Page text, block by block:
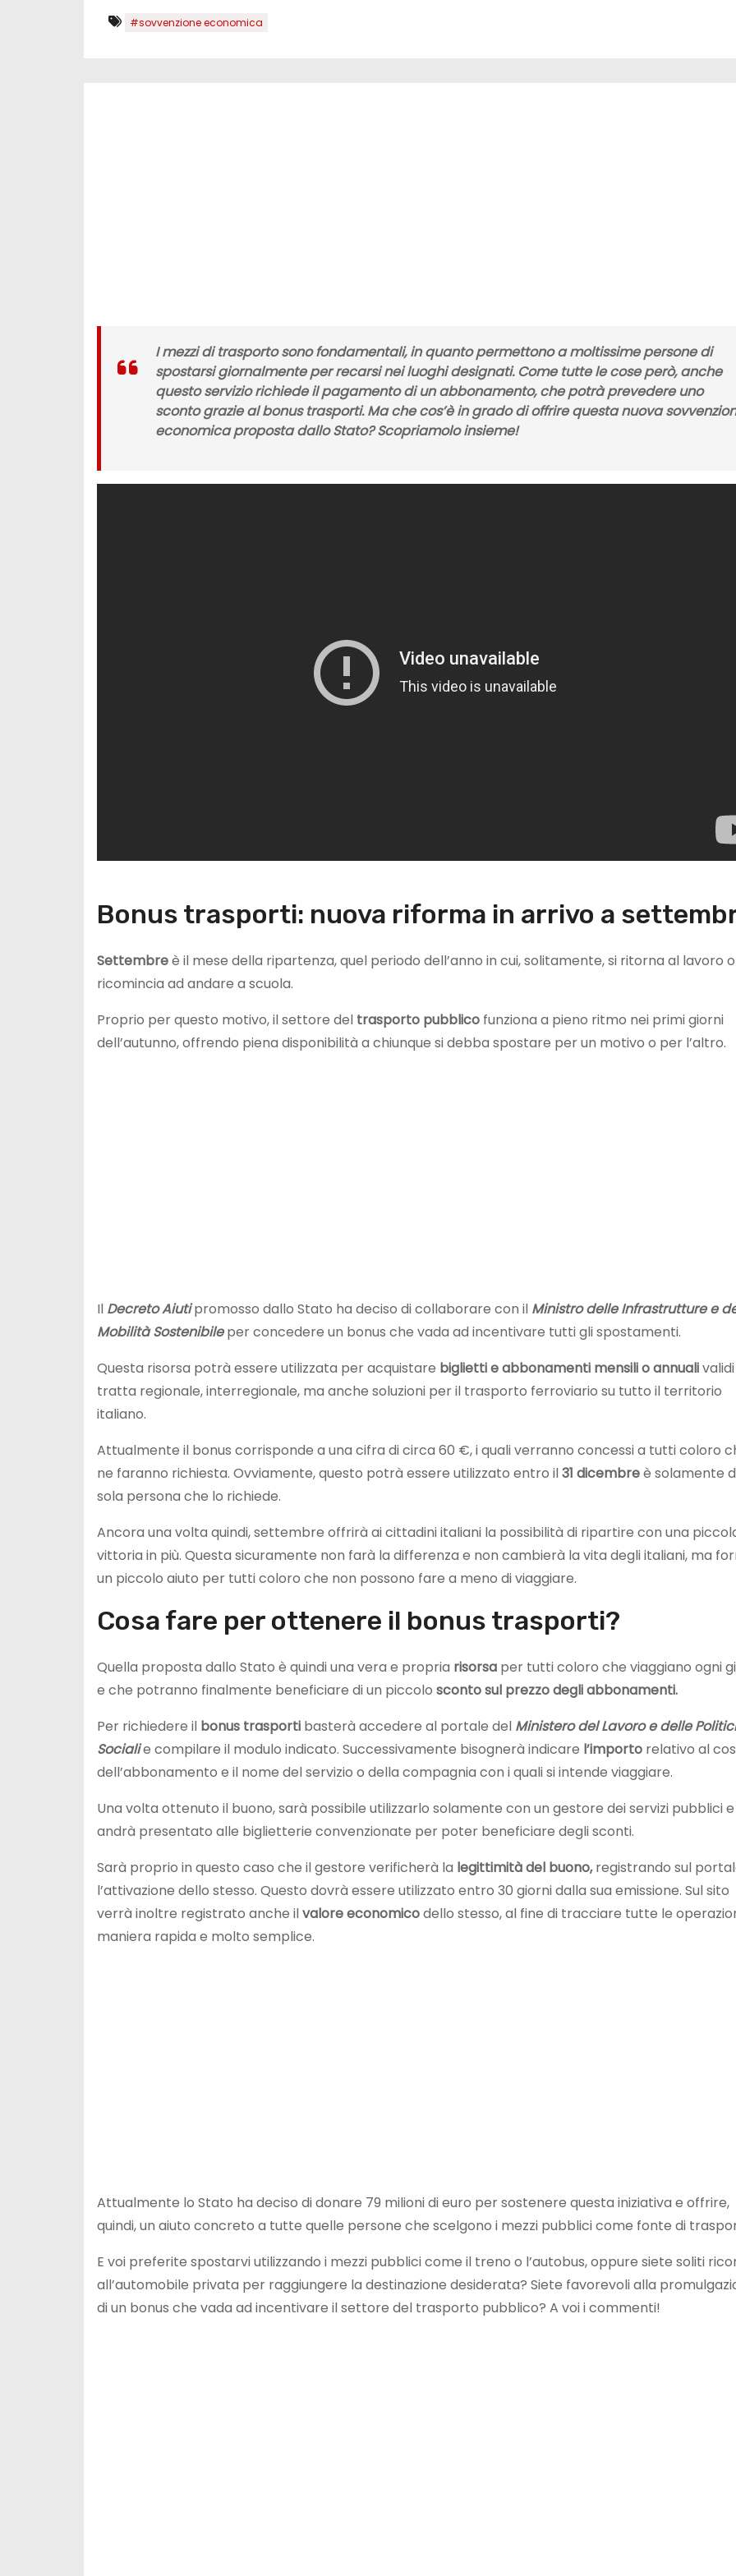
#sovvenzione economica
Imezzi di trasportosono fondamentali, in quanto permettono a moltissime persone di
spostarsi giornalmente per recarsi nei luoghi designati. Come tutte le cose però, anche
questo servizio richiede ilpagamento di un abbonamento,che potrà prevedere uno
scontograzie albonus trasporti. Ma che cos’è in grado di offrire questa nuova
economica proposta dallo Stato? Scopriamolo insieme!
Bonus trasporti: nuova riforma in arrivo a
Settembreè il mese della ripartenza, quel periodo dell’anno in cui, solitamente, si ritorna al lavoro
ricomincia ad andare a scuola.
Proprio per questo motivo, il settore del trasporto pubblico funziona a pieno ritmo nei primi giorni
dell’autunno, offrendo piena disponibilità a chiunque si debba spostare per un motivo o per l’altro.
Il Decreto Aiutipromosso dallo Stato ha deciso di collaborare con il Ministro delle Infrastrutture e
Mobilità Sostenibile per concedere un bonus che vada ad incentivare tutti gli spostamenti.
Questa risorsa potrà essere utilizzata per acquistare biglietti e abbonamenti mensili o annuali
tratta regionale, interregionale, ma anche soluzioni per il trasporto ferroviario su tutto il territorio
italiano.
Attualmente il bonus corrisponde a una cifra di circa 60 €, i quali verranno concessi a tutti coloro
ne faranno richiesta. Ovviamente, questo potrà essere utilizzato entro il31 dicembreè solamente
sola persona che lo richiede.
Ancora una volta quindi, settembre offrirà ai cittadini italiani la possibilità di ripartire con una
vittoria in più. Questa sicuramente non farà la differenza e non cambierà la vita degli italiani, ma
un piccolo aiuto per tutti coloro che non possono fare a meno di viaggiare.
Cosa fare per ottenere il bonus trasporti?
Quella proposta dallo Stato è quindi una vera e propria risorsa per tutti coloro che viaggiano ogni
e che potranno finalmente beneficiare di un piccolo sconto sul prezzo degli abbonamenti.
Per richiedere il bonus trasporti basterà accedere al portale del Ministero del Lavoro e delle
Socialie compilare il modulo indicato. Successivamente bisognerà indicare l’importo relativo al
dell’abbonamento e il nome del servizio o della compagnia con i quali si intende viaggiare.
Una volta ottenuto il buono, sarà possibile utilizzarlo solamente con un gestore dei servizi pubblici e
andrà presentato alle biglietterie convenzionate per poter beneficiare degli sconti.
Sarà proprio in questo caso che il gestore verificherà la legittimità del buono,registrando sul
l’attivazione dello stesso. Questo dovrà essere utilizzato entro 30 giorni dalla sua emissione. Sul sito
verrà inoltre registrato anche ilvalore economicodello stesso, al fine di tracciare tutte le
maniera rapida e molto semplice.
Attualmente lo Stato ha deciso di donare 79 milioni di euro per sostenere questa iniziativa e offrire,
quindi, un aiuto concreto a tutte quelle persone che scelgono i mezzi pubblici come fonte di
E voi preferite spostarvi utilizzando i mezzi pubblici come il treno o l’autobus, oppure siete soliti
all’automobile privata per raggiungere la destinazione desiderata? Siete favorevoli alla
di un bonus che vada ad incentivare il settore del trasporto pubblico? A voi i commenti!